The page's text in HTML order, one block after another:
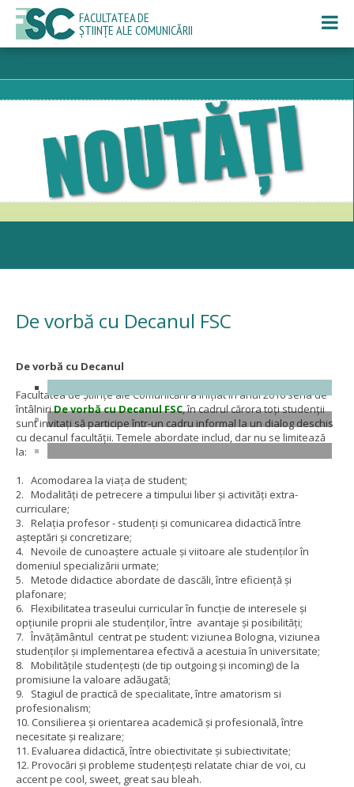
FACULTATEA DE
ȘTIINȚE ALE COMUNICĂRII
De vorbă cu Decanul FSC
De vorbă cu Decanul
Facultatea de Științe ale Comunicării a inițiat în anul 2016 seria de
întâlniriDe vorbă cu Decanul FSC, în cadrul cărora toți studenții
sunt invitați să participe într-un cadru informal la un dialog deschis
cu decanul facultății. Temele abordate includ, dar nu se limitează
la:
1. Acomodarea la viața de student;
2. Modalități de petrecere a timpului liber și activități extra-
curriculare;
3. Relația profesor - studenți și comunicarea didactică între
așteptări și concretizare;
4. Nevoile de cunoaștere actuale și viitoare ale studenților în
domeniul specializării urmate;
5. Metode didactice abordate de dascăli, între eficiență și
plafonare;
6. Flexibilitatea traseului curricular în funcție de interesele și
opțiunile proprii ale studenților, între avantaje și posibilități;
7. Învățământul centrat pe student: viziunea Bologna, viziunea
studenților și implementarea efectivă a acestuia în universitate;
8. Mobilitățile studențești (de tip outgoing și incoming) de la
promisiune la valoare adăugată;
9. Stagiul de practică de specialitate, între amatorism si
profesionalism;
10. Consilierea și orientarea academică și profesională, între
necesitate și realizare;
11. Evaluarea didactică, între obiectivitate și subiectivitate;
12. Provocări și probleme studențești relatate chiar de voi, cu
accent pe cool, sweet, great sau bleah.